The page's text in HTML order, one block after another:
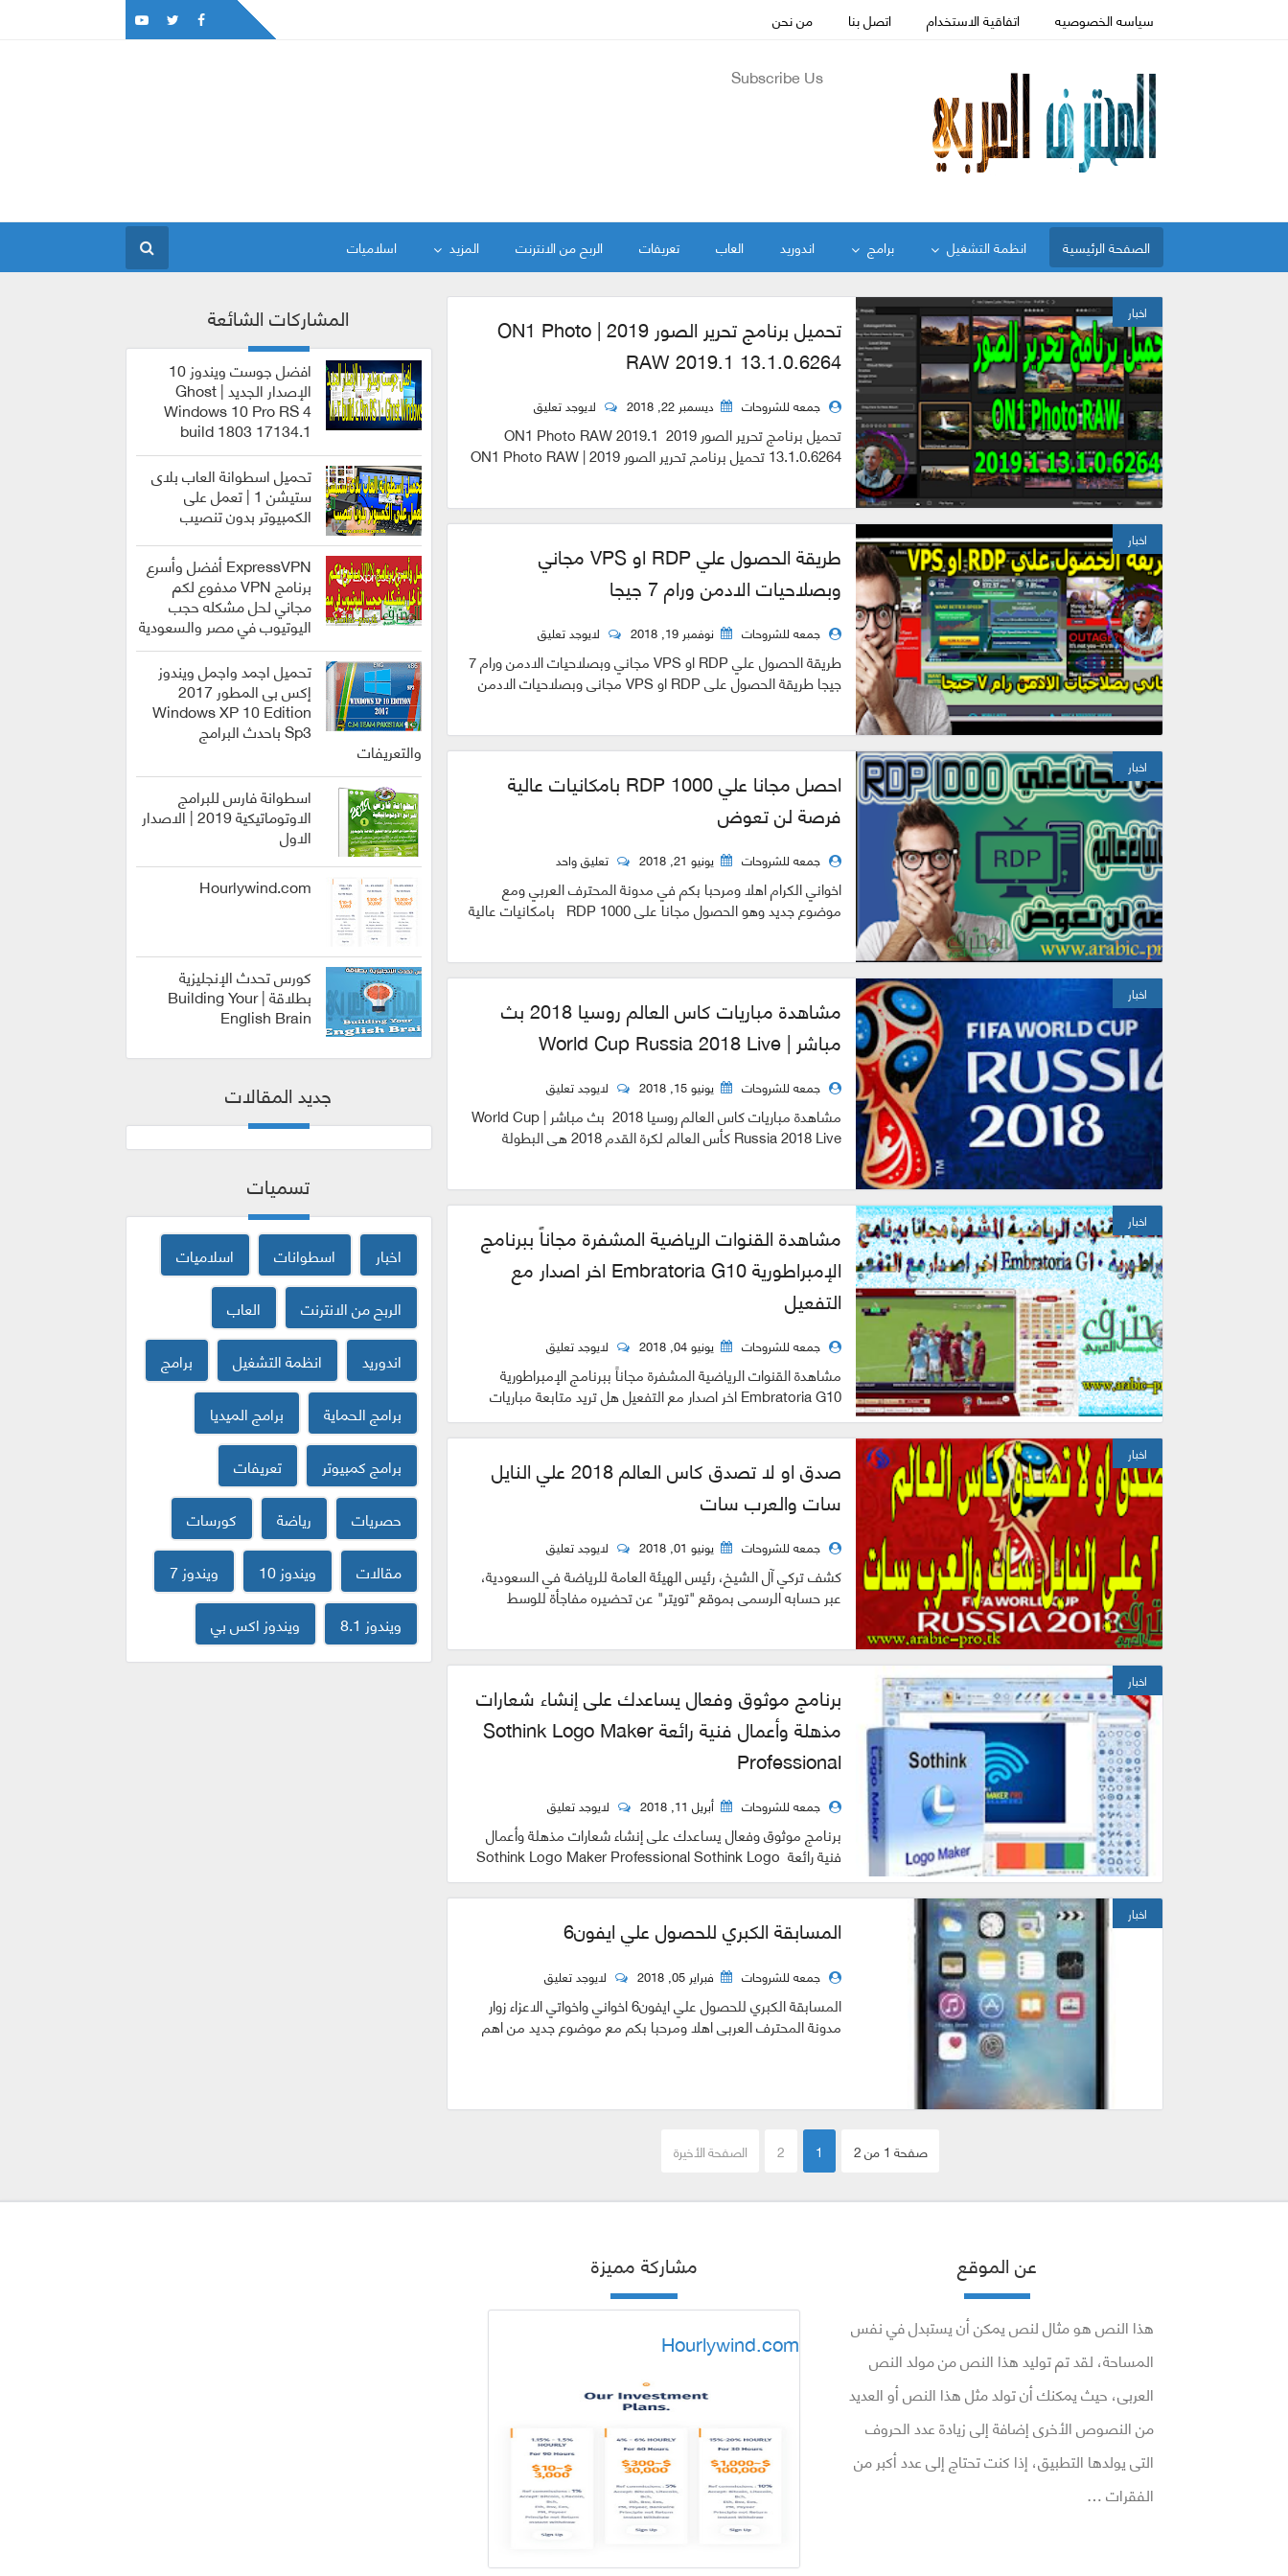
سياسه الخصوصيه اتفاقية الاستخدام اتصل بنا من نحن
Subscribe Us
الصفحة الرئيسية انظمة التشغيل برامج اندوريد العاب تعريفات الربح من الانترنت المزيد اسلاميات
اخبار تحميل برنامج تحرير الصور 2019 | ON1 Photo
RAW 2019.1 13.1.0.6264
جمعه للشروحات ديسمبر 22, 2018 لايوجد تعليق
تحميل برنامج تحرير الصور 2019 ON1 Photo RAW 2019.1
13.1.0.6264 تحميل برنامج تحرير الصور 2019 | ON1 Photo RAW
2019.1 13.1.0.6264 مع برنامج O...
اخبار طريقة الحصول علي RDP او VPS مجاني
وبصلاحيات الادمن ورام 7 جيجا
جمعه للشروحات نوفمبر 19, 2018 لايوجد تعليق
طريقة الحصول علي RDP او VPS مجاني وبصلاحيات الادمن ورام 7
جيجا طريقة الحصول علي RDP او VPS مجاني وبصلاحيات الادمن
اخبار احصل مجانا علي 1000 RDP بامكانيات عالية
فرصة لن تعوض
جمعه للشروحات يونيو 21, 2018 تعليق واحد
اخواني الكرام اهلا ومرحبا بكم في مدونة المحترف العربي ومع
موضوع جديد وهو الحصول مجانا علي 1000 RDP بامكانيات عالية
وذلك فرصة لن تعوض فكن و...
اخبار مشاهدة مباريات كاس العالم روسيا 2018 بث
مباشر | World Cup Russia 2018 Live
جمعه للشروحات يونيو 15, 2018 لايوجد تعليق
مشاهدة مباريات كاس العالم روسيا 2018 بث مباشر | World Cup
Russia 2018 Live كأس العالم لكرة القدم 2018 هي البطولة
الحادية والعشرون من بطولات...
اخبار مشاهدة القنوات الرياضية المشفرة مجاناً ببرنامج
الإمبراطورية Embratoria G10 اخر اصدار مع
التفعيل
جمعه للشروحات يونيو 04, 2018 لايوجد تعليق
مشاهدة القنوات الرياضية المشفرة مجاناً ببرنامج الإمبراطورية
Embratoria G10 اخر اصدار مع التفعيل هل تريد متابعة مباريات
كأس العالم أو متابعة ...
اخبار صدق او لا تصدق كاس العالم 2018 علي النايل
سات والعرب سات
جمعه للشروحات يونيو 01, 2018 لايوجد تعليق
كشف تركي آل الشيخ، رئيس الهيئة العامة للرياضة في السعودية،
عبر حسابه الرسمي بموقع "تويتر" عن تحضيره مفاجأة للوسط
اخبار برنامج موثوق وفعال يساعدك على إنشاء شعارات
مذهلة وأعمال فنية رائعة Sothink Logo Maker
Professional
جمعه للشروحات أبريل 11, 2018 لايوجد تعليق
برنامج موثوق وفعال يساعدك على إنشاء شعارات مذهلة وأعمال
فنية رائعة Sothink Logo Maker Professional Sothink Logo
Maker Professional تطبيق عم...
اخبار المسابقة الكبري للحصول علي ايفون6
جمعه للشروحات فبراير 05, 2018 لايوجد تعليق
المسابقة الكبري للحصول علي ايفون6 اخواني واخواتي الاعزاء زوار
مدونة المحترف العربي اهلا ومرحبا بكم مع موضوع جديد من اهم
المواضيع وهو ال...
صفحة 1 من 2 1
2 الصفحة الأخيرة
المشاركات الشائعة
انظمة
التشغيل
افضل جوست ويندوز 10
الإصدار الجديد | Ghost
Windows 10 Pro RS 4
build 1803 17134.1
العاب
تحميل اسطوانة العاب بلاى
ستيشن 1 | تعمل على
الكمبيوتر بدون تنصيب
برامج
ExpressVPN أفضل وأسرع
برنامج VPN مدفوع لكم
مجاني لحل مشكله حجب
اليوتيوب في مصر والسعودية
انظمة
التشغيل
تحميل اجمد واجمل ويندوز
إكس بى المطور 2017
Windows XP 10 Edition
Sp3 باحدث البرامج
والتعريفات
الربح من
الانترنت
اسطوانة فارس للبرامج
الاوتوماتيكية 2019 | الاصدار
الاول
Hourlywind.com
كورسات
كورس تحدث الإنجليزية
بطلاقة | Building Your
English Brain
جديد المقالات
تسميات
اخبار اسطوانات
اسلاميات
الربح من الانترنت
العاب
اندوريد
انظمة التشغيل
برامج
برامج الحماية
برامج الميديا
برامج كمبيوتر
تعريفات
حصريات
رياضة
كورسات
مقالات
ويندوز 10
ويندوز 7
ويندوز 8.1
ويندوز اكس بي
عن الموقع
هذا النص هو مثال لنص يمكن أن يستبدل في نفس
المساحة، لقد تم توليد هذا النص من مولد النص
العربى، حيث يمكنك أن تولد مثل هذا النص أو العديد
من النصوص الأخرى إضافة إلى زيادة عدد الحروف
التى يولدها التطبيق، إذا كنت تحتاج إلى عدد أكبر من
الفقرات …
مشاركة مميزة
Hourlywind.com